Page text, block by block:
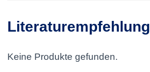
Literaturempfehlung
Keine Produkte gefunden.